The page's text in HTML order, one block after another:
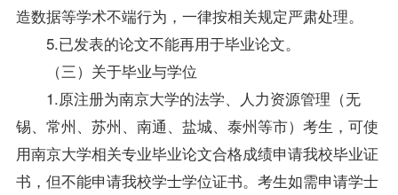
造数据等学术不端行为，一律按相关规定严肃处理。
5.已发表的论文不能再用于毕业论文。
（三）关于毕业与学位
1.原注册为南京大学的法学、人力资源管理（无
锡、常州、苏州、南通、盐城、泰州等市）考生，可使
用南京大学相关专业毕业论文合格成绩申请我校毕业证
书，但不能申请我校学士学位证书。考生如需申请学士